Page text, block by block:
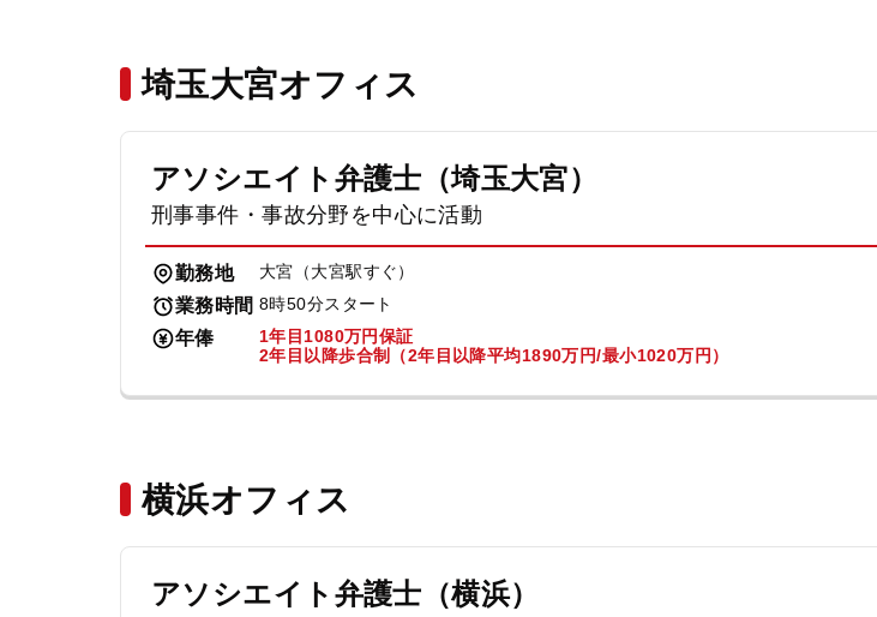
埼玉大宮オフィス
アソシエイト弁護士（埼玉大宮）
刑事事件・事故分野を中心に活動
勤務地 大宮（大宮駅すぐ）
業務時間 8時50分スタート
年俸
1年目1080万円保証
2年目以降歩合制（2年目以降平均1890万円/最小1020万円）
横浜オフィス
アソシエイト弁護士（横浜）